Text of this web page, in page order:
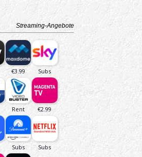
Streaming-Angebote